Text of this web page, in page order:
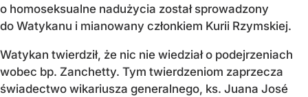
o homoseksualne nadużycia został sprowadzony
do Watykanu i mianowany członkiem Kurii Rzymskiej.
Watykan twierdził, że nic nie wiedział o podejrzeniach
wobec bp. Zanchetty. Tym twierdzeniom zaprzecza
świadectwo wikariusza generalnego, ks. Juana José